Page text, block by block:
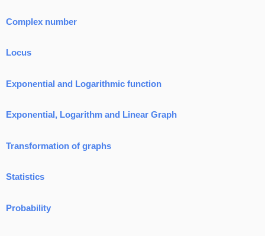
Complex number
Locus
Exponential and Logarithmic function
Exponential, Logarithm and Linear Graph
Transformation of graphs
Statistics
Probability